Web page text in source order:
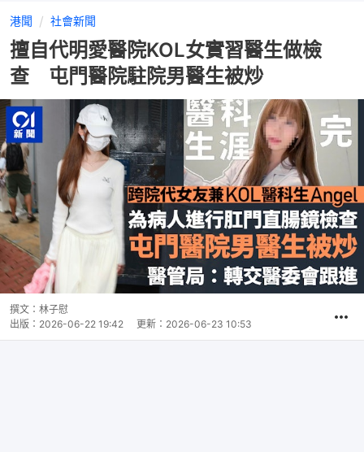
港聞 社會新聞
擅自代明愛醫院KOL女實習醫生做檢
查 屯門醫院駐院男醫生被炒
撰文： 林子慰
出版： 2026-06-22 19:42 更新： 2026-06-23 10:53